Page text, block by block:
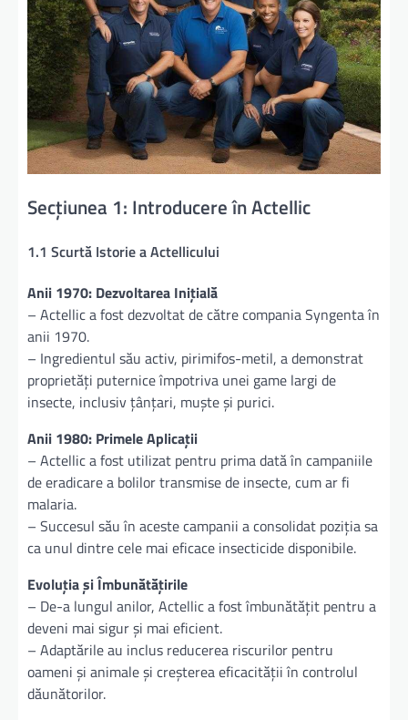
Secțiunea 1: Introducere în Actellic
1.1 Scurtă Istorie a Actellicului
Anii 1970: Dezvoltarea Inițială
– Actellic a fost dezvoltat de către compania Syngenta în
anii 1970.
– Ingredientul său activ, pirimifos-metil, a demonstrat
proprietăți puternice împotriva unei game largi de
insecte, inclusiv țânțari, muște și purici.
Anii 1980: Primele Aplicații
– Actellic a fost utilizat pentru prima dată în campaniile
de eradicare a bolilor transmise de insecte, cum ar fi
malaria.
– Succesul său în aceste campanii a consolidat poziția sa
ca unul dintre cele mai eficace insecticide disponibile.
Evoluția și Îmbunătățirile
– De-a lungul anilor, Actellic a fost îmbunătățit pentru a
deveni mai sigur și mai eficient.
– Adaptările au inclus reducerea riscurilor pentru
oameni și animale și creșterea eficacității în controlul
dăunătorilor.